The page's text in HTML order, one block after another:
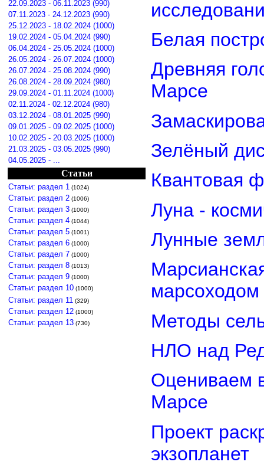
22.09.2023 - 06.11.2023 (990)
07.11.2023 - 24.12.2023 (990)
25.12.2023 - 18.02.2024 (1000)
19.02.2024 - 05.04.2024 (990)
06.04.2024 - 25.05.2024 (1000)
26.05.2024 - 26.07.2024 (1000)
26.07.2024 - 25.08.2024 (990)
26.08.2024 - 28.09.2024 (980)
29.09.2024 - 01.11.2024 (1000)
02.11.2024 - 02.12.2024 (980)
03.12.2024 - 08.01.2025 (990)
09.01.2025 - 09.02.2025 (1000)
10.02.2025 - 20.03.2025 (1000)
21.03.2025 - 03.05.2025 (990)
04.05.2025 - ...
Статьи
Статьи: раздел 1 (1024)
Статьи: раздел 2 (1006)
Статьи: раздел 3 (1000)
Статьи: раздел 4 (1044)
Статьи: раздел 5 (1001)
Статьи: раздел 6 (1000)
Статьи: раздел 7 (1000)
Статьи: раздел 8 (1013)
Статьи: раздел 9 (1000)
Статьи: раздел 10 (1000)
Статьи: раздел 11 (329)
Статьи: раздел 12 (1000)
Статьи: раздел 13 (730)
Белая
Древняя
Марсе
Зелёный
Квантовая
Луна -
Лунные
марсоходом
Методы
НЛО над
Оцениваем
Марсе
Проект
экзопланет